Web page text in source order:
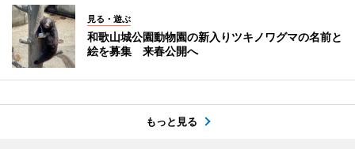
見る・遊ぶ
和歌山城公園動物園の新入りツキノワグマの名前と
絵を募集 来春公開へ
もっと見る